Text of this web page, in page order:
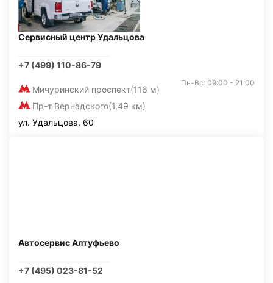
Сервисный центр Удальцова
+7 (499) 110-86-79
Мичуринский проспект(116 м)
Пр-т Вернадского(1,49 км)
Пн-Вс: 09:00 - 21:00
ул. Удальцова, 60
Автосервис Алтуфьево
+7 (495) 023-81-52